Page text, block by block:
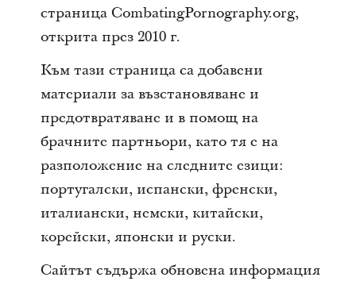
страница CombatingPornography.org,
открита през 2010 г.
Към тази страница са добавени
материали за възстановяване и
предотвратяване и в помощ на
брачните партньори, като тя е на
разположение на следните езици:
португалски, испански, френски,
италиански, немски, китайски,
корейски, японски и руски.
Сайтът съдържа обновена информация